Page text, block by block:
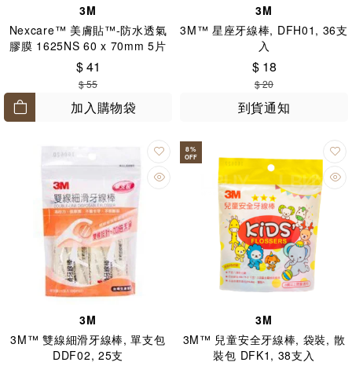
3M
Nexcare™ 美膚貼™-防水透氣
膠膜 1625NS 60 x 70mm 5片
$ 41
$ 55
加入購物袋
3M
3M™ 星座牙線棒, DFH01, 36支
入
$ 18
$ 20
到貨通知
3M
3M™ 雙線細滑牙線棒, 單支包
DDF02, 25支
8%
OFF
3M
3M™ 兒童安全牙線棒, 袋裝, 散
裝包 DFK1, 38支入